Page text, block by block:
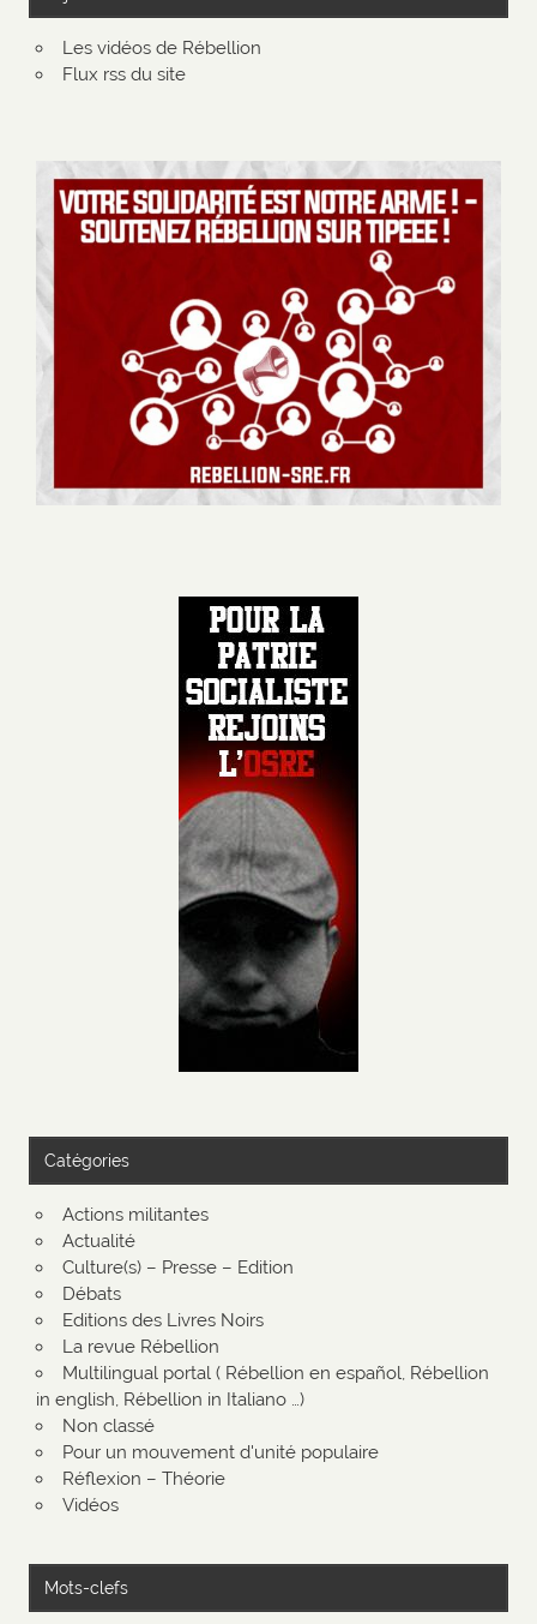
Les vidéos de Rébellion
Flux rss du site
Catégories
Actions militantes
Actualité
Culture(s) – Presse – Edition
Débats
Editions des Livres Noirs
La revue Rébellion
Multilingual portal ( Rébellion en español, Rébellion
in english, Rébellion in Italiano …)
Non classé
Pour un mouvement d'unité populaire
Réflexion – Théorie
Vidéos
Mots-clefs